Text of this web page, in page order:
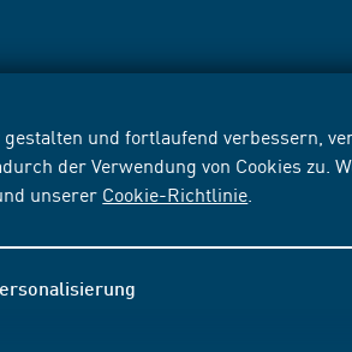
und fortlaufend verbessern,
der Verwendung von Cookies zu.
unserer Cookie-Richtlinie